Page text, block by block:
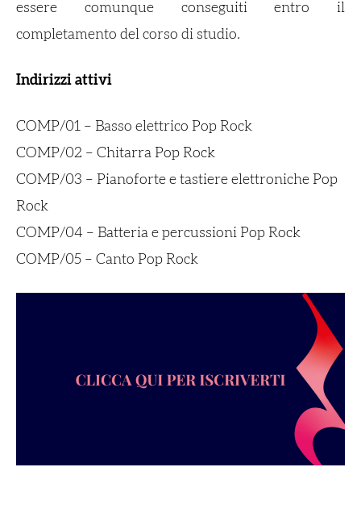
essere comunque conseguiti entro il
completamento del corso di studio.
Indirizzi attivi
COMP/01 – Basso elettrico Pop Rock
COMP/02 – Chitarra Pop Rock
COMP/03 – Pianoforte e tastiere elettroniche Pop
Rock
COMP/04 – Batteria e percussioni Pop Rock
COMP/05 – Canto Pop Rock